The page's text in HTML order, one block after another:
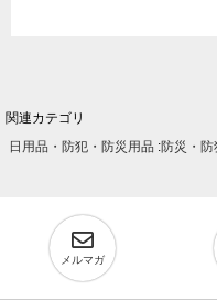
関連カテゴリ
日用品・防犯・防災用品 :防災・防
メルマガ